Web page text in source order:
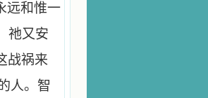
远和惟一
祂又安
战祸来
人。智